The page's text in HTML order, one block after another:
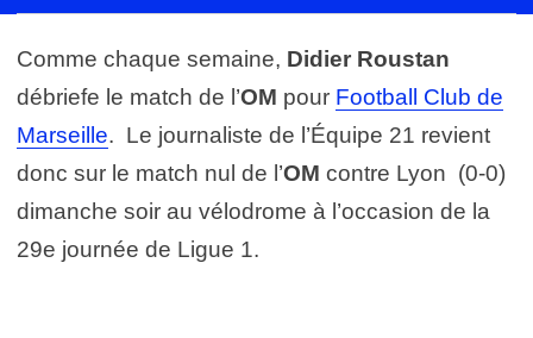
Comme chaque semaine, Didier Roustan
débriefe le match de l’OM pour Football Club de
Marseille. Le journaliste de l’Équipe 21 revient
donc sur le match nul de l’OM contre Lyon (0-0)
dimanche soir au vélodrome à l’occasion de la
29e journée de Ligue 1.